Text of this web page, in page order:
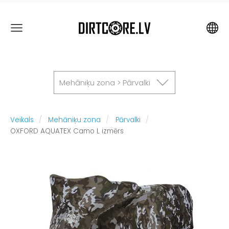
Mehāniķu zona > Pārvalki
Veikals Mehāniķu zona
Pārvalki
OXFORD AQUATEX Camo L izmērs